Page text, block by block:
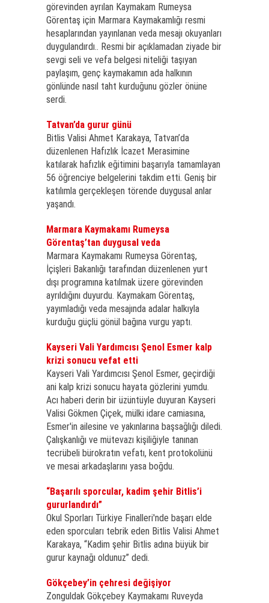
görevinden ayrılan Kaymakam Rumeysa
Görentaş için Marmara Kaymakamlığı resmi
hesaplarından yayınlanan veda mesajı okuyanları
duygulandırdı.. Resmi bir açıklamadan ziyade bir
sevgi seli ve vefa belgesi niteliği taşıyan
paylaşım, genç kaymakamın ada halkının
gönlünde nasıl taht kurduğunu gözler önüne
serdi.
Tatvan’da gurur günü
Bitlis Valisi Ahmet Karakaya, Tatvan’da
düzenlenen Hafızlık İcazet Merasimine
katılarak hafızlık eğitimini başarıyla tamamlayan
56 öğrenciye belgelerini takdim etti. Geniş bir
katılımla gerçekleşen törende duygusal anlar
yaşandı.
Marmara Kaymakamı Rumeysa
Görentaş’tan duygusal veda
Marmara Kaymakamı Rumeysa Görentaş,
İçişleri Bakanlığı tarafından düzenlenen yurt
dışı programına katılmak üzere görevinden
ayrıldığını duyurdu. Kaymakam Görentaş,
yayımladığı veda mesajında adalar halkıyla
kurduğu güçlü gönül bağına vurgu yaptı.
Kayseri Vali Yardımcısı Şenol Esmer kalp
krizi sonucu vefat etti
Kayseri Vali Yardımcısı Şenol Esmer, geçirdiği
ani kalp krizi sonucu hayata gözlerini yumdu.
Acı haberi derin bir üzüntüyle duyuran Kayseri
Valisi Gökmen Çiçek, mülki idare camiasına,
Esmer'in ailesine ve yakınlarına başsağlığı diledi.
Çalışkanlığı ve mütevazı kişiliğiyle tanınan
tecrübeli bürokratın vefatı, kent protokolünü
ve mesai arkadaşlarını yasa boğdu.
“Başarılı sporcular, kadim şehir Bitlis’i
gururlandırdı”
Okul Sporları Türkiye Finalleri'nde başarı elde
eden sporcuları tebrik eden Bitlis Valisi Ahmet
Karakaya, “Kadim şehir Bitlis adına büyük bir
gurur kaynağı oldunuz” dedi.
Gökçebey’in çehresi değişiyor
Zonguldak Gökçebey Kaymakamı Ruveyda